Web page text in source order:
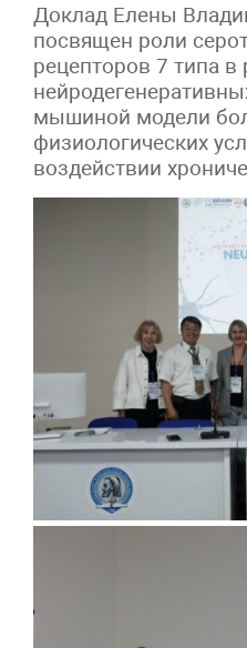
Доклад Елены
посвящен роли
рецепторов 7 типа в
мышиной модели
физиологических
воздействии